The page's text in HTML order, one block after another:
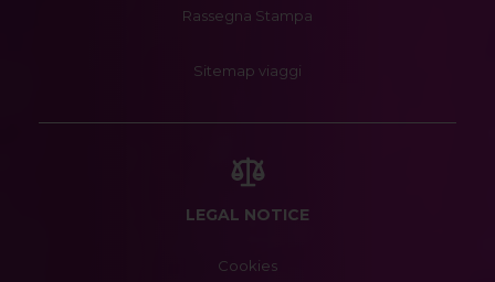
Rassegna Stampa
Sitemap viaggi
LEGAL NOTICE
Cookies